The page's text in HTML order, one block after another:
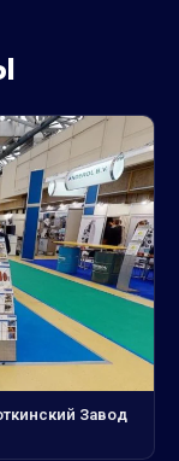
Завод